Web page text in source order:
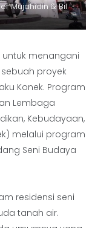
Mujahidin & Bil
menangani
proyek
Konek. Program
Lembaga
Kebudayaan,
melalui program
Seni Budaya
residensi seni
tanah air.